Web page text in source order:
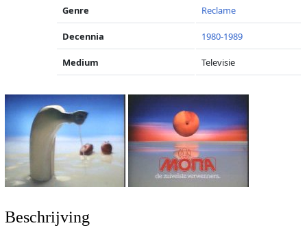
Genre Reclame
Decennia 1980-1989
Medium Televisie
Beschrijving